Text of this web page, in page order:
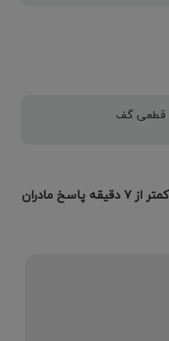
قطعی گف
همین الان سوال خود را بپرسید و کمتر از ۷ دقیقه پاسخ مادران